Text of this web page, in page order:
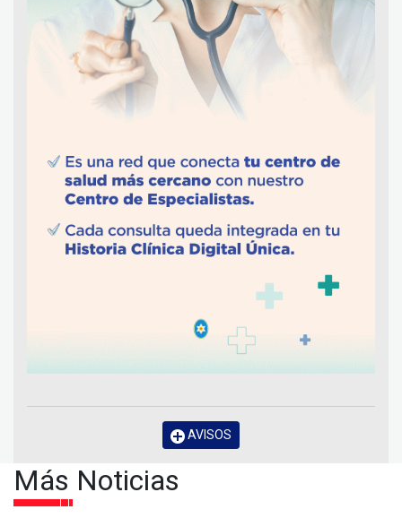
AVISOS
Más Noticias